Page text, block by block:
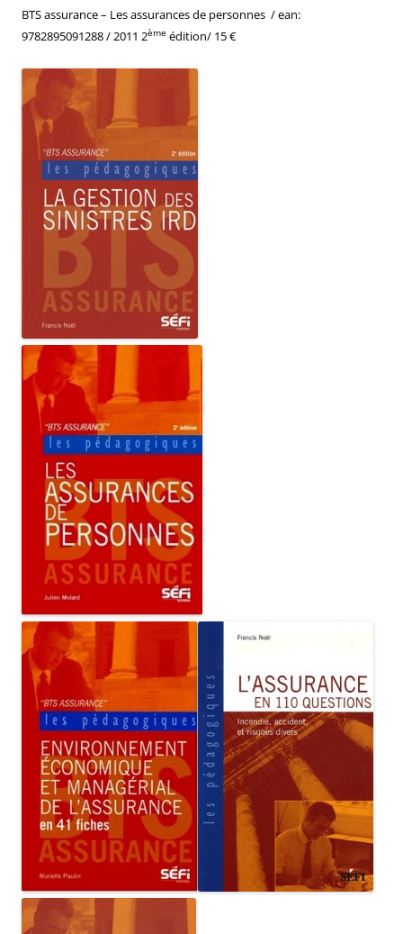
BTS assurance – Les assurances de personnes / ean:
9782895091288 / 2011 2ème édition/ 15 €